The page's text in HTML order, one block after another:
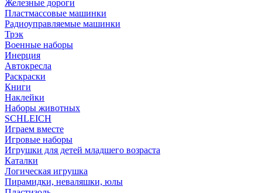
Железные дороги
Пластмассовые машинки
Радиоуправляемые машинки
Трэк
Военные наборы
Инерция
Автокресла
Раскраски
Книги
Наклейки
Наборы животных
SCHLEICH
Играем вместе
Игровые наборы
Игрушки для детей младшего возраста
Каталки
Логическая игрушка
Пирамидки, неваляшки, юлы